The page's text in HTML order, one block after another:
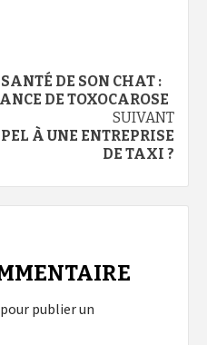
DE SON CHAT :
DE TOXOCAROSE
SUIVANT
À UNE ENTREPRISE
DE TAXI ?
pour publier un